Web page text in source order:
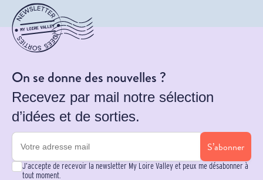
On se donne des nouvelles ?
Recevez par mail notre sélection
d’idées et de sorties.
S’abonner
J’accepte de recevoir la newsletter My Loire Valley et peux me désabonner à
tout moment.